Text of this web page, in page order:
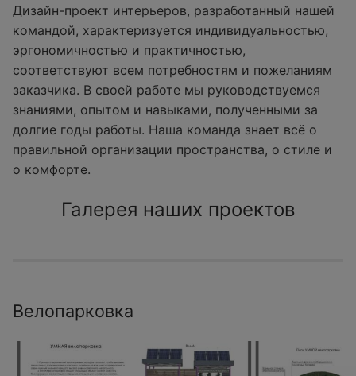
Дизайн-проект интерьеров, разработанный нашей
командой, характеризуется индивидуальностью,
эргономичностью и практичностью,
соответствуют всем потребностям и пожеланиям
заказчика. В своей работе мы руководствуемся
знаниями, опытом и навыками, полученными за
долгие годы работы. Наша команда знает всё о
правильной организации пространства, о стиле и
о комфорте.
Галерея наших проектов
Велопарковка